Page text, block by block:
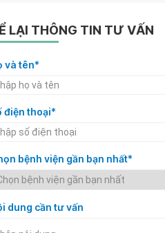
LẠI THÔNG TIN TƯ VẤN
và tên*
điện thoại*
bệnh viện gần bạn nhất*
dung cần tư vấn